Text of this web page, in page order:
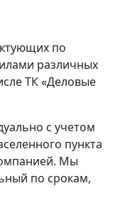
по
различных
ТК «Деловые
с учетом
пункта
Мы
по срокам,